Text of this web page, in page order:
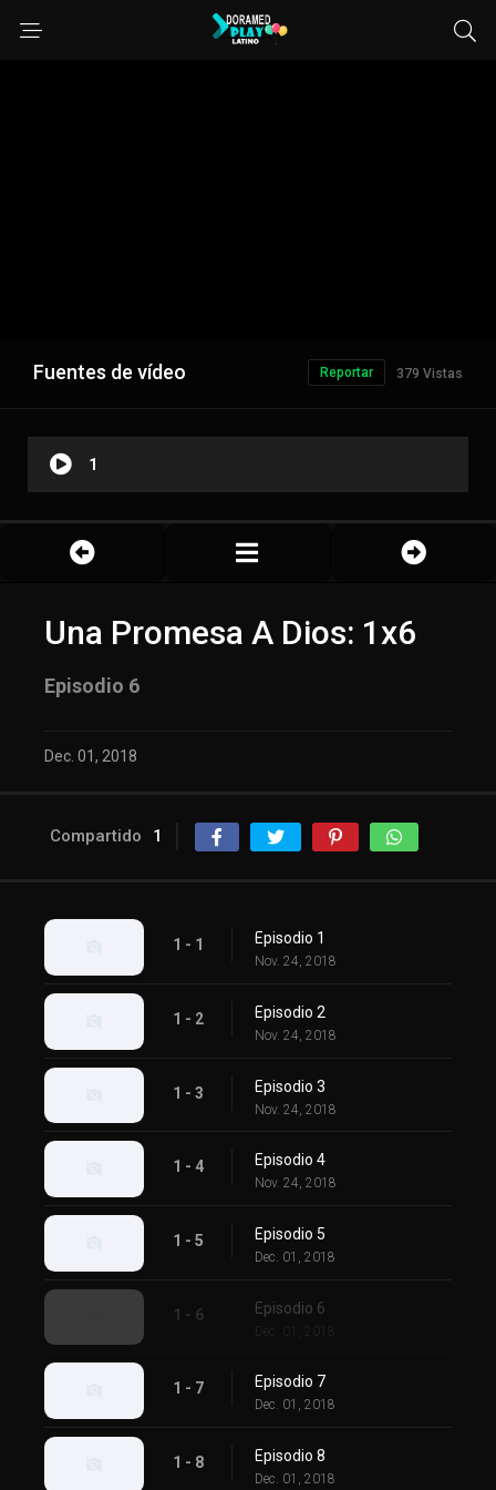
Fuentes de vídeo 379 Vistas
Reportar
1
Una Promesa A Dios: 1x6
Episodio 6
Dec. 01, 2018
Compartido 1
1 - 1 Episodio 1
Nov. 24, 2018
1 - 2 Episodio 2
Nov. 24, 2018
1 - 3 Episodio 3
Nov. 24, 2018
1 - 4 Episodio 4
Nov. 24, 2018
1 - 5 Episodio 5
Dec. 01, 2018
1 - 6 Episodio 6
Dec. 01, 2018
1 - 7 Episodio 7
Dec. 01, 2018
1 - 8 Episodio 8
Dec. 01, 2018